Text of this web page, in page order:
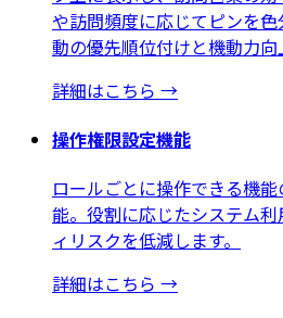
や訪問頻度に応じてピンを
動の優先順位付けと機動力向
詳細はこちら →
操作権限設定機能
ロールごとに操作できる機
能。役割に応じたシステム
ィリスクを低減します。
詳細はこちら →